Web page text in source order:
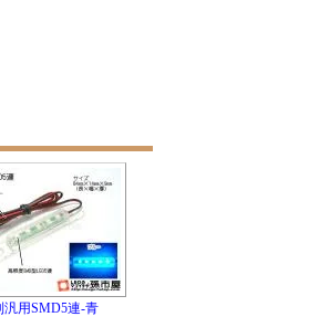
汎用SMD5連-青